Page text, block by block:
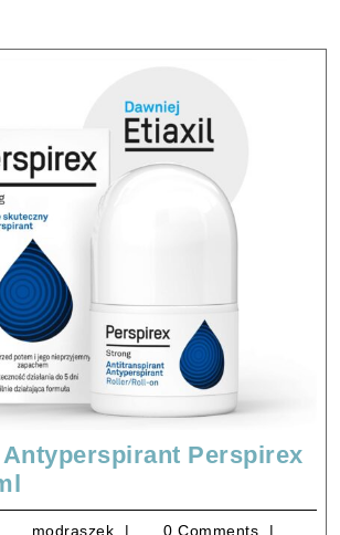
Perspirex
Care
07/12/2026
modraszek modraszek
0 Comments